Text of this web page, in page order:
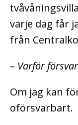
varje dag får
från
– Varför
Om jag kan
oförsvarbart.